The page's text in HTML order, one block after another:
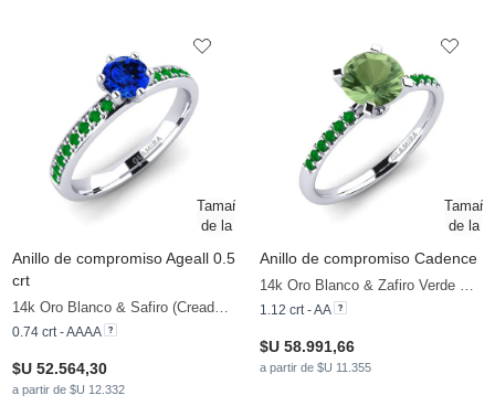
Anillo de compromiso Ageall 0.5
crt
14k Oro Blanco & Safiro (Creado en Laboratorio) & Esmeralda
0.74 crt - AAAA
$U 52.564,30
a partir de $U 12.332
Anillo de compromiso Cadence
14k Oro Blanco & Zafiro Verde & Esmeralda
1.12 crt - AA
$U 58.991,66
a partir de $U 11.355